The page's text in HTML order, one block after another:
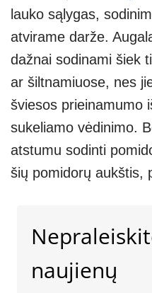
lauko sąlygas,
atvirame darže.
dažnai sodinami šiek
ar šiltnamiuose, nes
šviesos prieinamumo
sukeliamo vėdinimo.
atstumu sodinti
šių pomidorų aukštis,
naujienų